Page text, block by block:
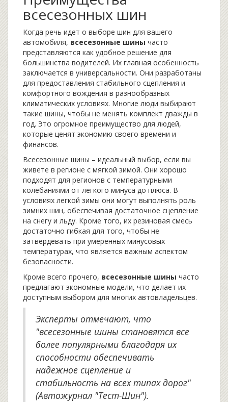
всесезонных шин
Когда речь идет о выборе шин для вашего
автомобиля, всесезонные шины часто
представляются как удобное решение для
большинства водителей. Их главная особенность
заключается в универсальности. Они разработаны
для предоставления стабильного сцепления и
комфортного вождения в разнообразных
климатических условиях. Многие люди выбирают
такие шины, чтобы не менять комплект дважды в
год. Это огромное преимущество для людей,
которые ценят экономию своего времени и
финансов.
Всесезонные шины – идеальный выбор, если вы
живете в регионе с мягкой зимой. Они хорошо
подходят для регионов с температурными
колебаниями от легкого минуса до плюса. В
условиях легкой зимы они могут выполнять роль
зимних шин, обеспечивая достаточное сцепление
на снегу и льду. Кроме того, их резиновая смесь
достаточно гибкая для того, чтобы не
затвердевать при умеренных минусовых
температурах, что является важным аспектом
безопасности.
Кроме всего прочего, всесезонные шины часто
предлагают экономные модели, что делает их
доступным выбором для многих автовладельцев.
Эксперты отмечают, что
"всесезонные шины становятся все
более популярными благодаря их
способности обеспечивать
надежное сцепление и
стабильность на всех типах дорог"
(Автожурнал "Тест-Шин").